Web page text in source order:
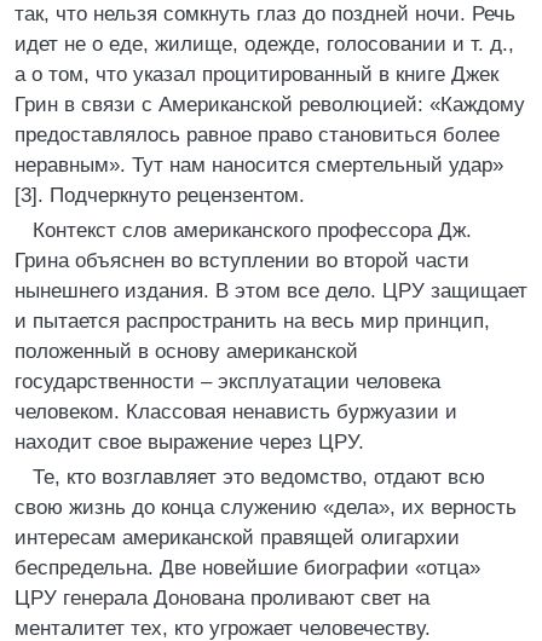
так, что нельзя сомкнуть глаз до поздней ночи. Речь
идет не о еде, жилище, одежде, голосовании и т. д.,
а о том, что указал процитированный в книге Джек
Грин в связи с Американской революцией: «Каждому
предоставлялось равное право становиться более
неравным». Тут нам наносится смертельный удар»
[3]. Подчеркнуто рецензентом.
Контекст слов американского профессора Дж.
Грина объяснен во вступлении во второй части
нынешнего издания. В этом все дело. ЦРУ защищает
и пытается распространить на весь мир принцип,
положенный в основу американской
государственности – эксплуатации человека
человеком. Классовая ненависть буржуазии и
находит свое выражение через ЦРУ.
Те, кто возглавляет это ведомство, отдают всю
свою жизнь до конца служению «дела», их верность
интересам американской правящей олигархии
беспредельна. Две новейшие биографии «отца»
ЦРУ генерала Донована проливают свет на
менталитет тех, кто угрожает человечеству.